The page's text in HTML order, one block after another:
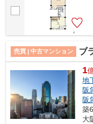
売買 | 中古マンション ブ
1
地
阪
阪
築
大